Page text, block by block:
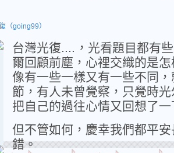
（going99）
台灣光復.... ，光看題目都有
爾回顧前塵，心裡交織的是
像有一些一樣又有一些不同
節，有人未曾覺察，只覺時
把自己的過往心情又回想了
但不管如何，慶幸我們都平
錯。